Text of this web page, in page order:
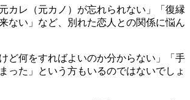
カレ（元カノ）が忘れられない」「復縁
ない」など、別れた恋人との関係に悩ん
ど何をすればよいのか分からない」「手
った」という方もいるのではないでしょ